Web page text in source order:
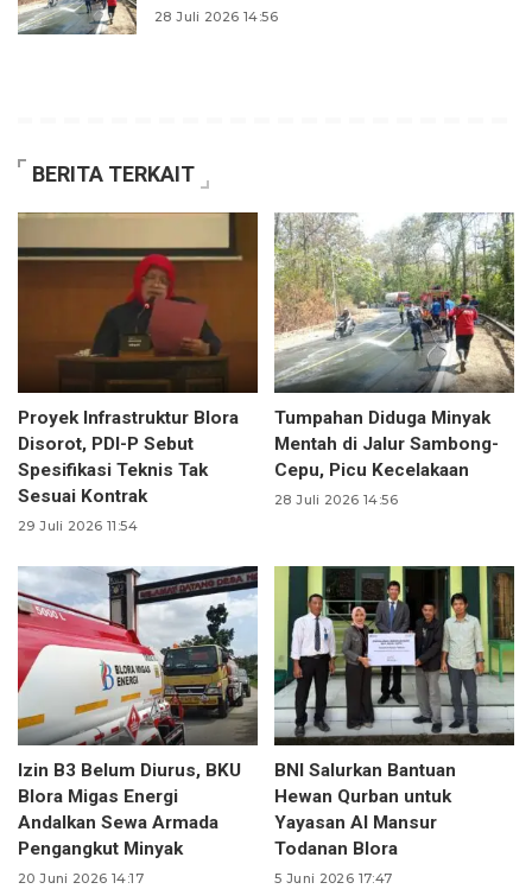
28 Juli 2026 14:56
BERITA TERKAIT
Proyek Infrastruktur Blora
Disorot, PDI-P Sebut
Spesifikasi Teknis Tak
Sesuai Kontrak
29 Juli 2026 11:54
Tumpahan Diduga Minyak
Mentah di Jalur Sambong-
Cepu, Picu Kecelakaan
28 Juli 2026 14:56
Izin B3 Belum Diurus, BKU
Blora Migas Energi
Andalkan Sewa Armada
Pengangkut Minyak
20 Juni 2026 14:17
BNI Salurkan Bantuan
Hewan Qurban untuk
Yayasan Al Mansur
Todanan Blora
5 Juni 2026 17:47